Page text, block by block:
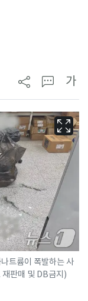
가
트륨이 폭발하는 사
재판매 및 DB금지)